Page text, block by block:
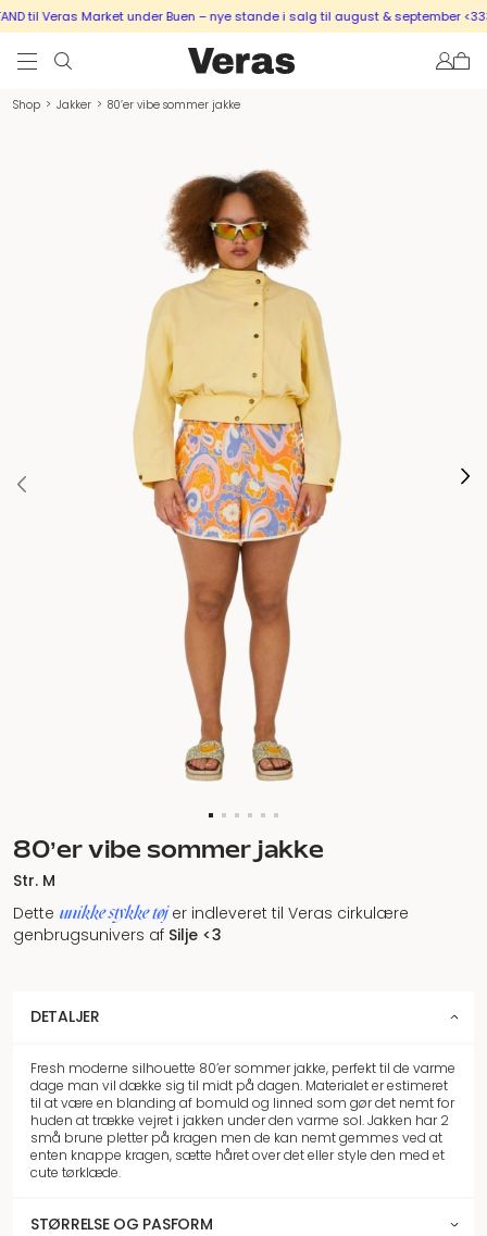
til Veras Market under Buen – nye stande i salg til august & september <333
Shop > Jakker > 80’er vibe sommer jakke
80’er vibe sommer jakke
Str. M
Dette unikke stykke tøjer indleveret til Veras cirkulære
genbrugsunivers af Silje <3
DETALJER
Fresh moderne silhouette 80’er sommer jakke, perfekt til de varme
dage man vil dække sig til midt på dagen. Materialet er estimeret
til at være en blanding af bomuld og linned som gør det nemt for
huden at trække vejret i jakken under den varme sol. Jakken har 2
små brune pletter på kragen men de kan nemt gemmes ved at
enten knappe kragen, sætte håret over det eller style den med et
cute tørklæde.
STØRRELSE OG PASFORM